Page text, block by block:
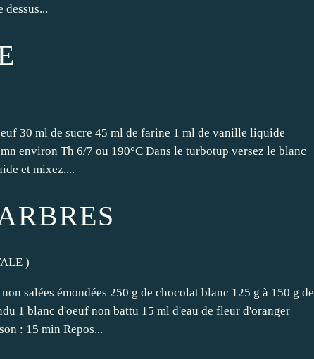
dessus...
30 ml de sucre 45 ml de farine 1 ml de vanille liquide
environ Th 6/7 ou 190°C Dans le turbotup versez le blanc
et mixez....
)
salées émondées 250 g de chocolat blanc 125 g à 150 g de
1 blanc d'oeuf non battu 15 ml d'eau de fleur d'oranger
: 15 min Repos...